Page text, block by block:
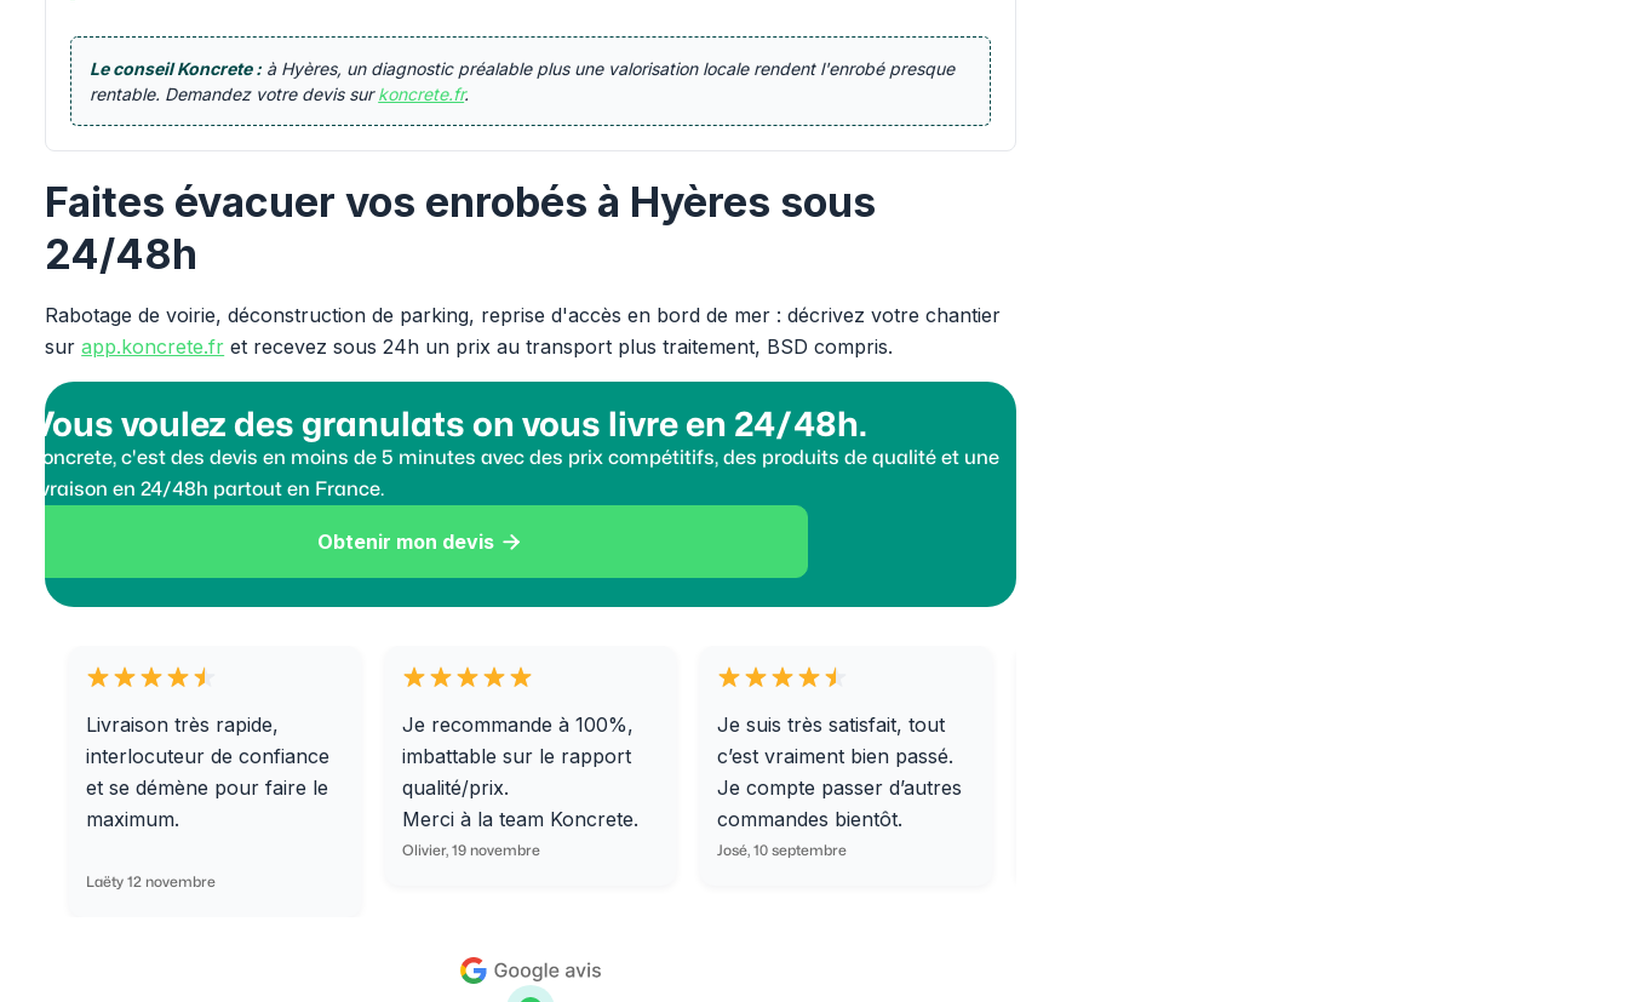
Le conseil Koncrete : à Hyères, un diagnostic préalable plus une valorisation locale rendent l'enrobé presque
rentable. Demandez votre devis surkoncrete.fr.
Faites évacuer vos enrobés à Hyères sous
24/48h
Rabotage de voirie, déconstruction de parking, reprise d'accès en bord de mer : décrivez votre chantier
surapp.koncrete.fr et recevez sous 24h un prix au transport plus traitement, BSD compris.
Vous voulez des granulats on vous livre en 24/48h.
Koncrete, c'est des devis en moins de 5 minutes avec des prix compétitifs, des produits de qualité et une
livraison en 24/48h partout en France.
Obtenir mon devis 
Livraison très rapide,
interlocuteur de confiance
et se démène pour faire le
maximum.
Laëty 12 novembre
Je recommande à 100%,
imbattable sur le rapport
qualité/prix.
Merci à la team Koncrete.
Olivier, 19 novembre
Je suis très satisfait, tout
c’est vraiment bien passé.
Je compte passer d’autres
commandes bientôt.
José, 10 septembre